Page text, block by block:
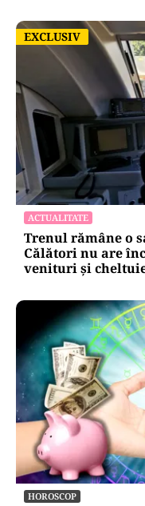
EXCLUSIV
EXCLUSIV
ACTUALITATE
Trenul rămâne o
Călători nu are
venituri și
HOROSCOP